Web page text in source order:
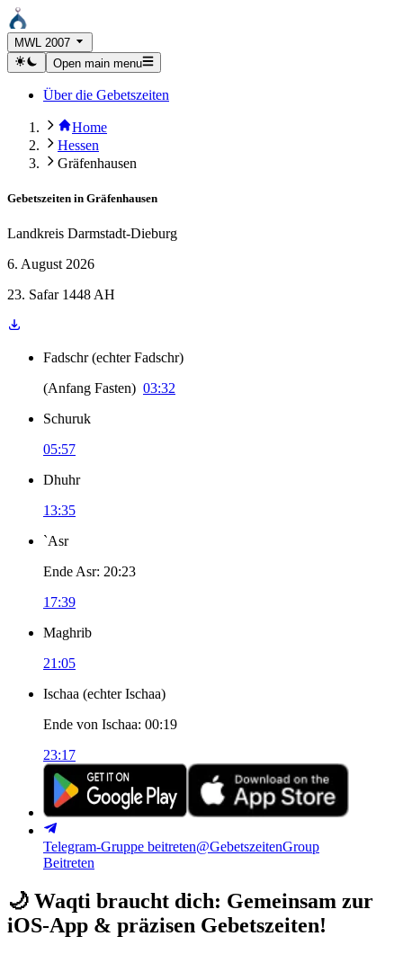
MWL 2007
Open main menu
Über die Gebetszeiten
Home
Hessen
Gräfenhausen
Gebetszeiten in Gräfenhausen
Landkreis Darmstadt-Dieburg
6. August 2026
23. Safar 1448 AH
Fadschr (echter Fadschr)
(Anfang Fasten) 03:32
Schuruk
05:57
Dhuhr
13:35
`Asr
Ende Asr: 20:23
17:39
Maghrib
21:05
Ischaa (echter Ischaa)
Ende von Ischaa: 00:19
23:17
Telegram-Gruppe beitreten@GebetszeitenGroup
Beitreten
🌙 Waqti braucht dich: Gemeinsam zur
iOS-App & präzisen Gebetszeiten!